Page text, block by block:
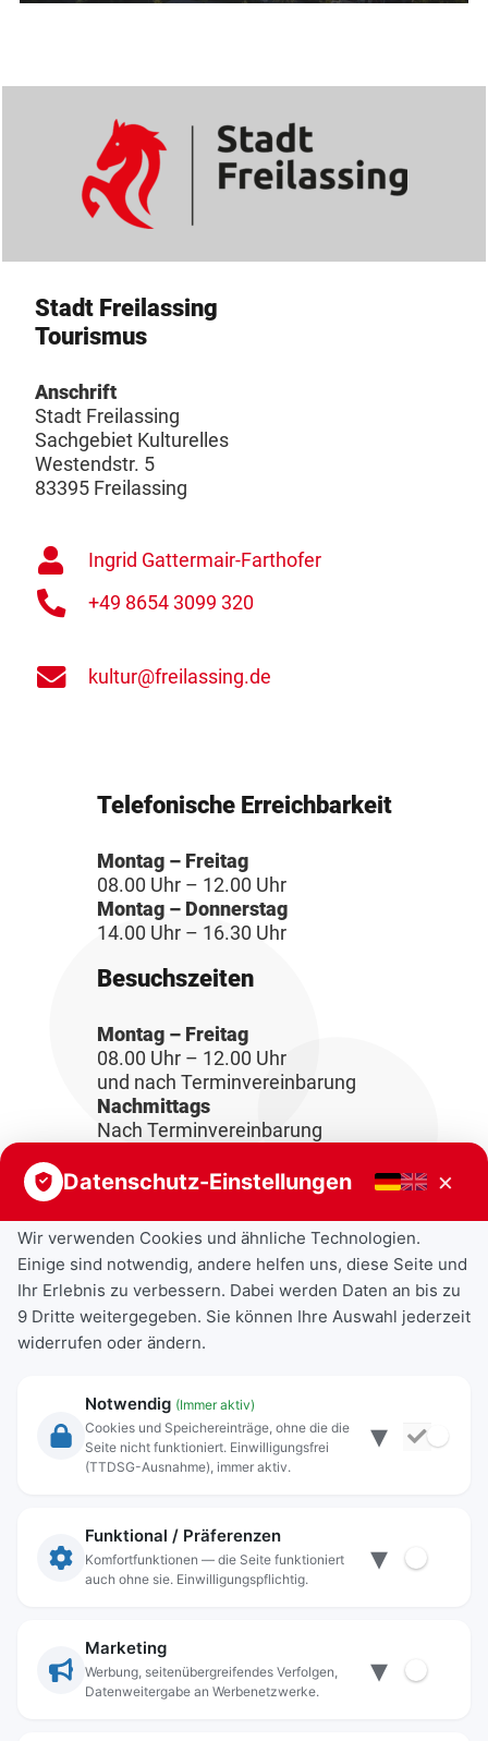
Stadt Freilassing
Tourismus
Anschrift
Stadt Freilassing
Sachgebiet Kulturelles
Westendstr. 5
83395 Freilassing
Ingrid Gattermair-Farthofer
+49 8654 3099 320
kultur@freilassing.de
Telefonische Erreichbarkeit
Montag – Freitag
08.00 Uhr – 12.00 Uhr
Montag – Donnerstag
14.00 Uhr – 16.30 Uhr
Besuchszeiten
Montag – Freitag
08.00 Uhr – 12.00 Uhr
und nach Terminvereinbarung
Nachmittags
Nach Terminvereinbarung
Rechtliche Angaben
Datenschutz
Anschrift
83395 Freilassing
Kontakt
Datenschutz-Einstellungen ×
Wir verwenden Cookies und ähnliche Technologien.
Einige sind notwendig, andere helfen uns, diese Seite und
Ihr Erlebnis zu verbessern. Dabei werden Daten an bis zu
9 Dritte weitergegeben. Sie können Ihre Auswahl jederzeit
widerrufen oder ändern.
Notwendig (Immer aktiv)
Cookies und Speichereinträge, ohne die die
Seite nicht funktioniert. Einwilligungsfrei
(TTDSG-Ausnahme), immer aktiv.
▾
Funktional / Präferenzen
Komfortfunktionen — die Seite funktioniert
auch ohne sie. Einwilligungspflichtig.
▾
Marketing
Werbung, seitenübergreifendes Verfolgen,
Datenweitergabe an Werbenetzwerke.
▾